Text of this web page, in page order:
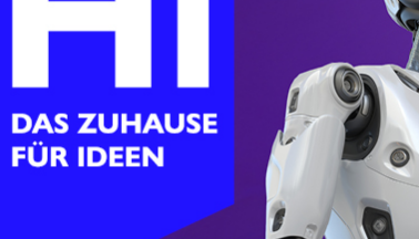
» Für Gründer mit Extras
► jetzt mehr erfahren